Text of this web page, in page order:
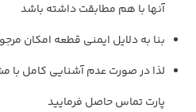
آنها با هم مطابقت داشته باشد
بنا به دلایل ایمنی قطعه امکان
لذا در صورت عدم آشنایی کامل
پارت تماس حاصل فرمایید